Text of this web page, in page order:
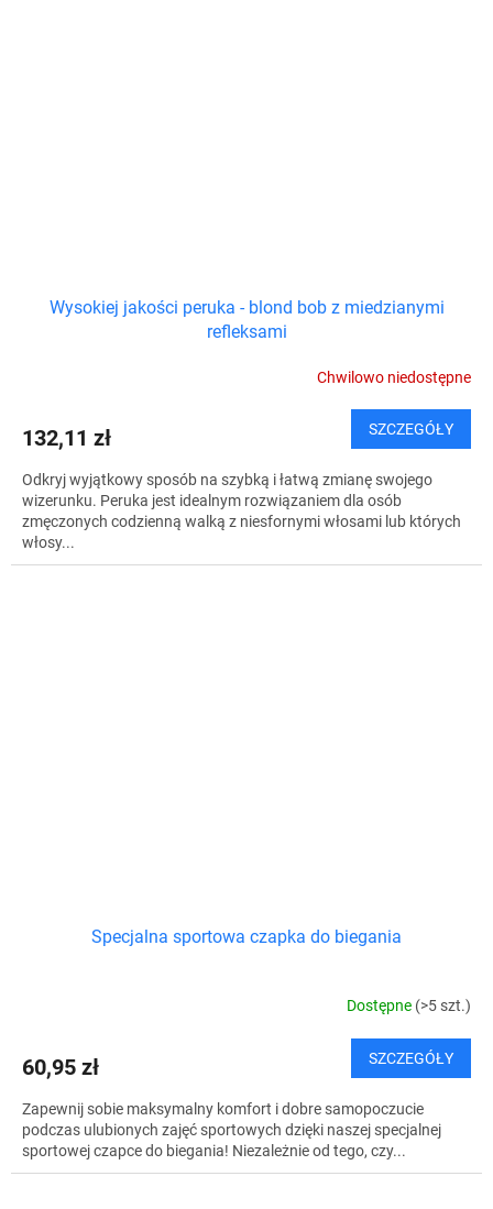
Wysokiej jakości peruka - blond bob z miedzianymi
refleksami
Chwilowo niedostępne
132,11 zł SZCZEGÓŁY
Odkryj wyjątkowy sposób na szybką i łatwą zmianę swojego
wizerunku. Peruka jest idealnym rozwiązaniem dla osób
zmęczonych codzienną walką z niesfornymi włosami lub których
włosy...
Specjalna sportowa czapka do biegania
Dostępne (>5 szt.)
60,95 zł SZCZEGÓŁY
Zapewnij sobie maksymalny komfort i dobre samopoczucie
podczas ulubionych zajęć sportowych dzięki naszej specjalnej
sportowej czapce do biegania! Niezależnie od tego, czy...